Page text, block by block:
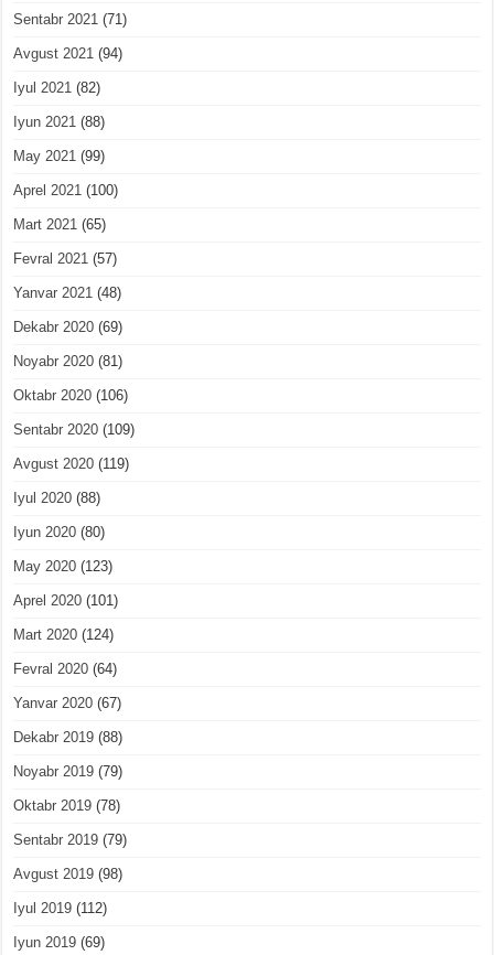
Sentabr 2021 (71)
Avgust 2021 (94)
Iyul 2021 (82)
Iyun 2021 (88)
May 2021 (99)
Aprel 2021 (100)
Mart 2021 (65)
Fevral 2021 (57)
Yanvar 2021 (48)
Dekabr 2020 (69)
Noyabr 2020 (81)
Oktabr 2020 (106)
Sentabr 2020 (109)
Avgust 2020 (119)
Iyul 2020 (88)
Iyun 2020 (80)
May 2020 (123)
Aprel 2020 (101)
Mart 2020 (124)
Fevral 2020 (64)
Yanvar 2020 (67)
Dekabr 2019 (88)
Noyabr 2019 (79)
Oktabr 2019 (78)
Sentabr 2019 (79)
Avgust 2019 (98)
Iyul 2019 (112)
Iyun 2019 (69)